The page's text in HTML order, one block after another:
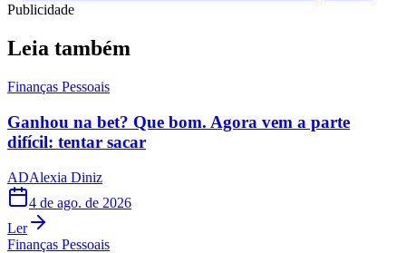
Publicidade
Leia também
Finanças Pessoais
Ganhou na bet? Que bom. Agora vem a parte
difícil: tentar sacar
ADAlexia Diniz
4 de ago. de 2026
Ler
Finanças Pessoais